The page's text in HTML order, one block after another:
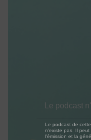
Le podcast
Le podcast de
n'existe pas. Il peut
l'émission et la